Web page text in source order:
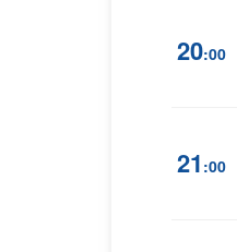
20:00
21 :00